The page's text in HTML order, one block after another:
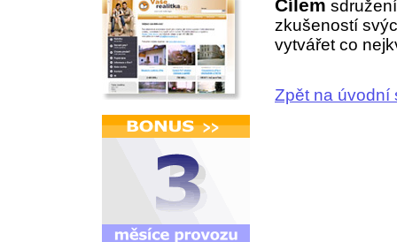
Cílem
zkušeností
vytvářet co
Zpět na úvodní